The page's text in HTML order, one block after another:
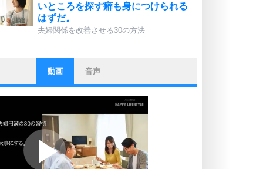
いところを探す癖も身につけられる
はずだ。
夫婦関係を改善させる30の方法
ストレス対策
他人と比べない。
いっそのこと、他人を見ない。
プラス思考
ポジティブになれない原因は、行動
しないから。
ポジティブ思考になる30の方法
動画 音声